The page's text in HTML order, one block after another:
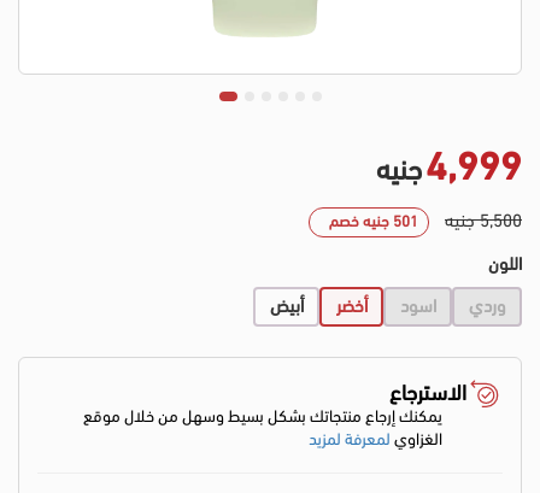
4,999جنيه
5,500 جنيه 501 جنيه خصم
اللون
وردي
اسود أخضر أبيض
الاسترجاع
يمكنك إرجاع منتجاتك بشكل بسيط وسهل من خلال موقع
الغزاويلمعرفة لمزيد